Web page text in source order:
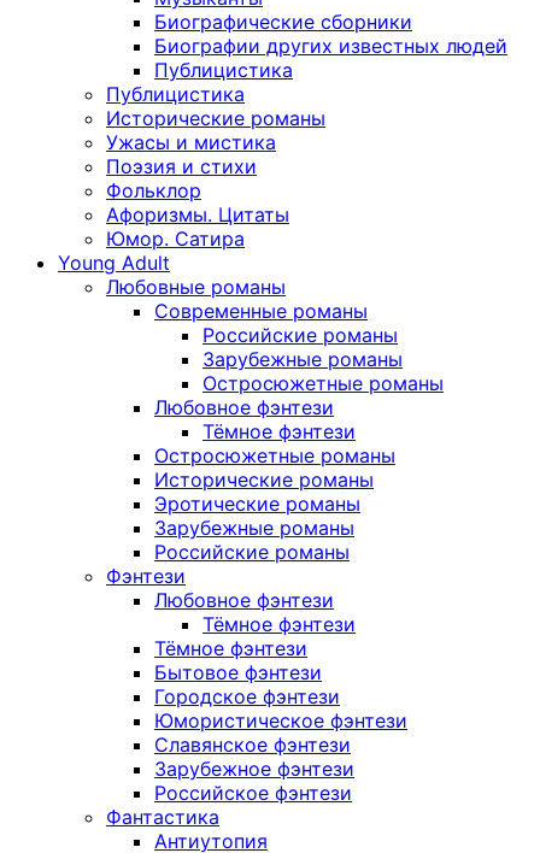
Биографические сборники
Биографии других известных людей
Публицистика
Публицистика
Исторические романы
Ужасы и мистика
Поэзия и стихи
Фольклор
Афоризмы. Цитаты
Юмор. Сатира
Young Adult
Любовные романы
Современные романы
Российские романы
Зарубежные романы
Остросюжетные романы
Любовное фэнтези
Тёмное фэнтези
Остросюжетные романы
Исторические романы
Эротические романы
Зарубежные романы
Российские романы
Фэнтези
Любовное фэнтези
Тёмное фэнтези
Тёмное фэнтези
Бытовое фэнтези
Городское фэнтези
Юмористическое фэнтези
Славянское фэнтези
Зарубежное фэнтези
Российское фэнтези
Фантастика
Антиутопия